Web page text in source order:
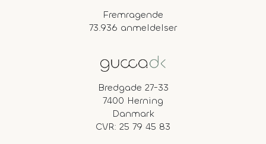
Fremragende
73.936 anmeldelser
Bredgade 27-33
7400 Herning
Danmark
CVR: 25 79 45 83